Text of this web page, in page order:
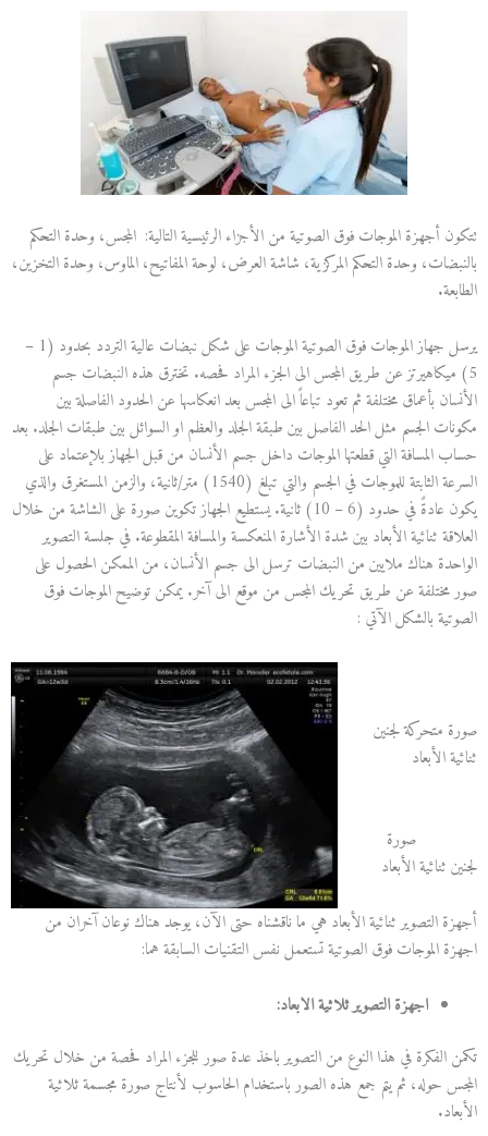
تتكون أجهزة الموجات فوق الصوتية من الأجزاء الرئيسية التالية: المجس، وحدة التحكم
بالنبضات، وحدة التحكم المركزية، شاشة العرض، لوحة المفاتيح، الماوس، وحدة التخزين،
الطابعة.
يرسل جهاز الموجات فوق الصوتية الموجات على شكل نبضات عالية التردد بحدود (1 –
5) ميكاهيرتز عن طريق المجس الى الجزء المراد فحصه. تخترق هذه النبضات جسم
الأنسان بأعماق مختلفة ثم تعود تباعاً الى المجس بعد انعكاسها عن الحدود الفاصلة بين
مكونات الجسم مثل الحد الفاصل بين طبقة الجلد والعظم او السوائل بين طبقات الجلد. بعد
حساب المسافة التي قطعتها الموجات داخل جسم الأنسان من قبل الجهاز بلإعتماد على
السرعة الثابتة للموجات في الجسم والتي تبلغ (1540) متر/ثانية، والزمن المستغرق والذي
يكون عادةً في حدود (6 – 10) ثانية. يستطيع الجهاز تكوين صورة على الشاشة من خلال
العلاقة ثنائية الأبعاد بين شدة الأشارة المنعكسة والمسافة المقطوعة. في جلسة التصوير
الواحدة هناك ملايين من النبضات ترسل الى جسم الأنسان، من الممكن الحصول على
صور مختلفة عن طريق تحريك المجس من موقع الى آخر. يمكن توضيح الموجات فوق
الصوتية بالشكل الآتي :
صورة متحركة لجنين
ثنائية الأبعاد
صورة
لجنين ثنائية الأبعاد
أجهزة التصوير ثنائية الأبعاد هي ما ناقشناه حتى الآن، يوجد هناك نوعان آخران من
اجهزة الموجات فوق الصوتية تستعمل نفس التقنيات السابقة هما:
اجهزة التصوير ثلاثية الابعاد:
تكمن الفكرة في هذا النوع من التصوير باخذ عدة صور للجزء المراد فحصة من خلال تحريك
المجس حوله، ثم يتم جمع هذه الصور باستخدام الحاسوب لأنتاج صورة مجسمة ثلاثية
الأبعاد.